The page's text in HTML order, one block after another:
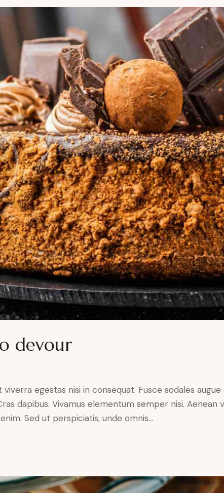
devour
egestas nisi in consequat. Fusce sodales augue
dapibus. Vivamus elementum semper nisi. Aenean
Sed ut perspiciatis, unde omnis…